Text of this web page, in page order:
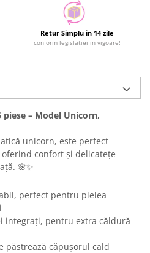
Retur Simplu in 14 zile
conform legislatiei in vigoare!
– Model Unicorn,
unicorn, este perfect
confort și delicatețe
🌸✨
perfect pentru pielea
integrați, pentru extra căldură
păstrează căpușorul cald